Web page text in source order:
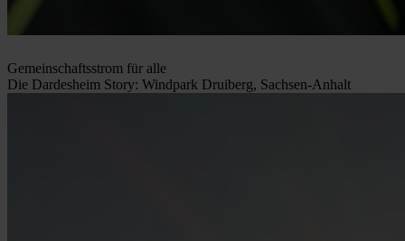
Gemeinschaftsstrom für alle
Die Dardesheim Story: Windpark Druiberg, Sachsen-Anhalt